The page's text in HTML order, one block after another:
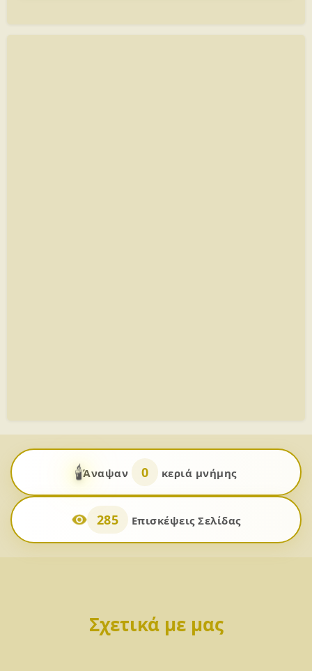
🕯️Άναψαν 0 κεριά μνήμης
285 Επισκέψεις Σελίδας
Σχετικά με μας